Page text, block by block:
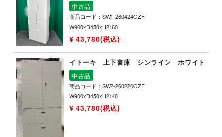
中古品
商品コード：SW1-260424OZF
W900xD450xH2160
¥ 43,780(税込)
イトーキ 上下書庫 シンライン ホワイト
中古品
商品コード：SW2-260220OZF
W900xD450xH2140
¥ 43,780(税込)